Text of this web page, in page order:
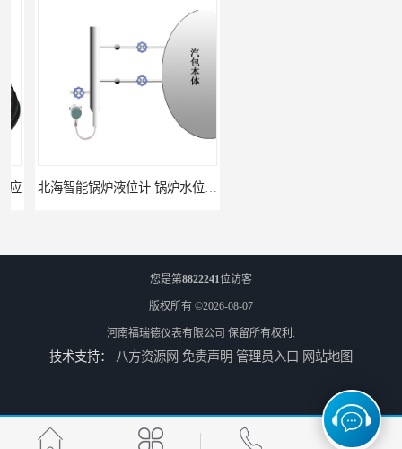
北海智能锅炉液位计 锅炉水位计厂商 自动适应自动校准
FMP43 润滑油雷达液位计 能够提供定制服务 云南高加智能锅炉汽包液位计 窑头窑尾液位计
您是第8822241位访客
版权所有 ©2026-08-07
河南福瑞德仪表有限公司 保留所有权利.
技术支持： 八方资源网 免责声明 管理员入口 网站地图